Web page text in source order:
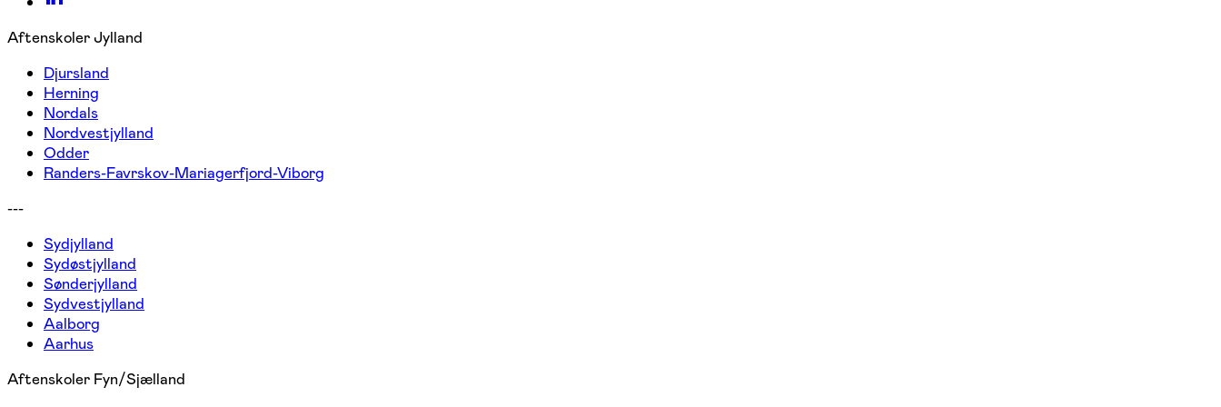
Aftenskoler Jylland
Djursland
Herning
Nordals
Nordvestjylland
Odder
Randers-Favrskov-Mariagerfjord-Viborg
---
Sydjylland
Sydøstjylland
Sønderjylland
Sydvestjylland
Aalborg
Aarhus
Aftenskoler Fyn/Sjælland